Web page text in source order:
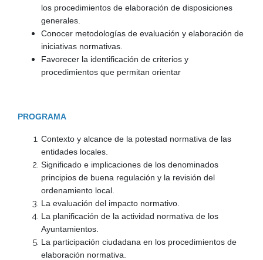
los procedimientos de elaboración de disposiciones
generales.
Conocer metodologías de evaluación y elaboración de
iniciativas normativas.
Favorecer la identificación de criterios y
procedimientos que permitan orientar
PROGRAMA
Contexto y alcance de la potestad normativa de las
entidades locales.
Significado e implicaciones de los denominados
principios de buena regulación y la revisión del
ordenamiento local.
La evaluación del impacto normativo.
La planificación de la actividad normativa de los
Ayuntamientos.
La participación ciudadana en los procedimientos de
elaboración normativa.